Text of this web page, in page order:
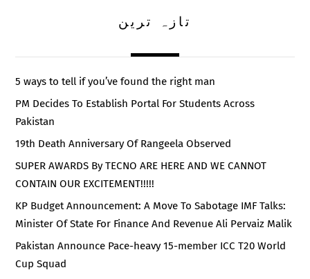
تازہ ترین
5 ways to tell if you’ve found the right man
PM Decides To Establish Portal For Students Across
Pakistan
19th Death Anniversary Of Rangeela Observed
SUPER AWARDS By TECNO ARE HERE AND WE CANNOT
CONTAIN OUR EXCITEMENT!!!!!
KP Budget Announcement: A Move To Sabotage IMF Talks:
Minister Of State For Finance And Revenue Ali Pervaiz Malik
Pakistan Announce Pace-heavy 15-member ICC T20 World
Cup Squad